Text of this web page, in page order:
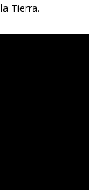
Tierra.